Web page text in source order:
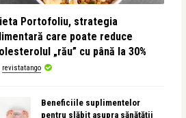
regizat de Cristian
un prim ...
Portofoliu, strategia
care poate reduce
„rău” cu până la 30%
revistatango
Beneficiile suplimentelor
pentru slăbit asupra sănătății